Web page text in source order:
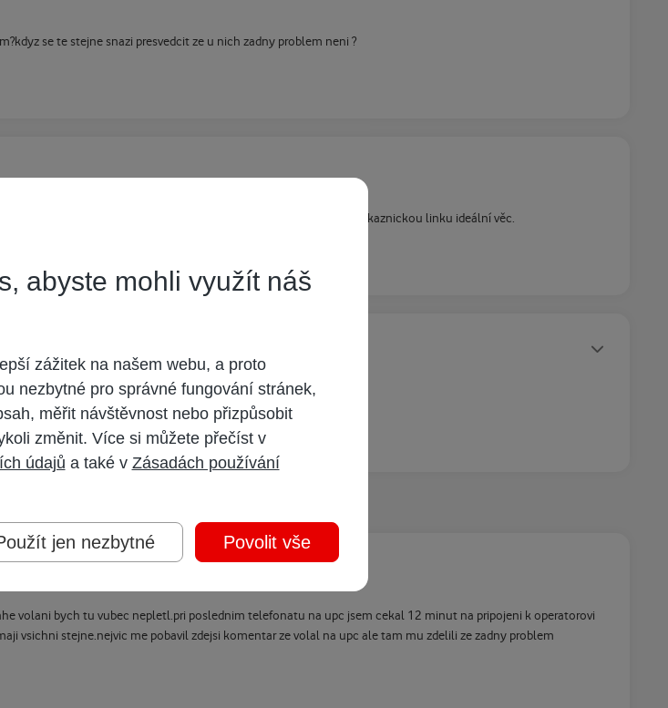
se te stejne snazi presvedcit ze u nich zadny problem neni ?
pryč. A od UPC vzal telefon za korunu, pro bezplatné volání na zákaznickou linku ideální věc.
802, Odorik, IPVOX).
volani bych tu vubec nepletl.pri poslednim telefonatu na upc jsem cekal 12 minut na pripojeni k operatorovi
vsichni stejne.nejvic me pobavil zdejsi komentar ze volal na upc ale tam mu zdelili ze zadny problem
abyste mohli využít náš
zážitek na našem webu, a proto
nezbytné pro správné fungování stránek,
měřit návštěvnost nebo přizpůsobit
změnit. Více si můžete přečíst v
údajů a také v Zásadách používání
jen nezbytné Povolit vše